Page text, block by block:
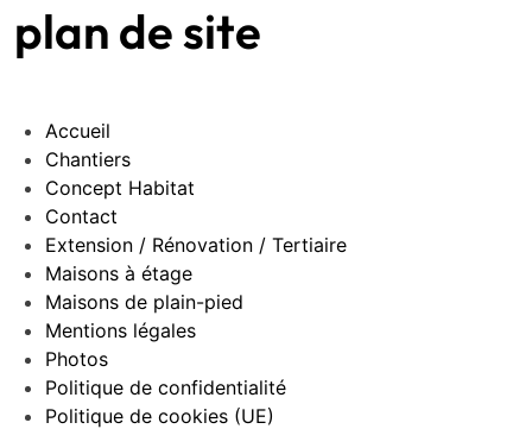
plan de site
Accueil
Chantiers
Concept Habitat
Contact
Extension / Rénovation / Tertiaire
Maisons à étage
Maisons de plain-pied
Mentions légales
Photos
Politique de confidentialité
Politique de cookies (UE)